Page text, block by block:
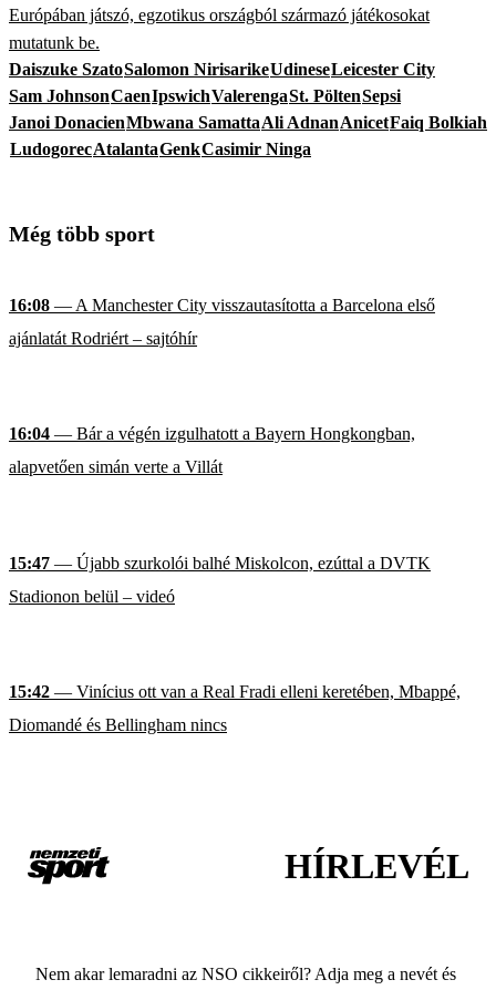
Európában játszó, egzotikus országból származó játékosokat
mutatunk be.
Daiszuke SzatoSalomon NirisarikeUdineseLeicester City
Sam JohnsonCaenIpswichValerengaSt. PöltenSepsi
Janoi DonacienMbwana SamattaAli AdnanAnicetFaiq Bolkiah
LudogorecAtalantaGenkCasimir Ninga
Még több sport
16:08 — A Manchester City visszautasította a Barcelona első
ajánlatát Rodriért – sajtóhír
16:04 — Bár a végén izgulhatott a Bayern Hongkongban,
alapvetően simán verte a Villát
15:47 — Újabb szurkolói balhé Miskolcon, ezúttal a DVTK
Stadionon belül – videó
15:42 — Vinícius ott van a Real Fradi elleni keretében, Mbappé,
Diomandé és Bellingham nincs
HÍRLEVÉL
Nem akar lemaradni az NSO cikkeiről? Adja meg a nevét és